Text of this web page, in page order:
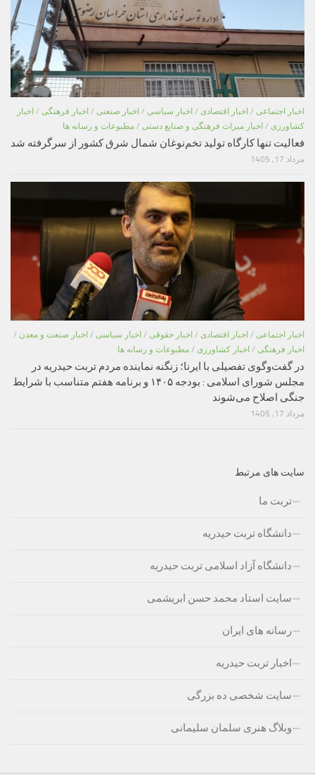
اخبار اجتماعی / اخبار اقتصادی / اخبار سیاسی / اخبار صنعتی / اخبار فرهنگی / اخبار
کشاورزی / اخبار میراث فرهنگی و صنایع دستی / مطبوعات و رسانه ها
فعالیت تنها کارگاه تولید تخم‌نوغان شمال شرق کشور از سرگرفته شد
مرداد 17, 1405
اخبار اجتماعی / اخبار اقتصادی / اخبار حقوقی / اخبار سیاسی / اخبار صنعت و معدن /
اخبار فرهنگی / اخبار کشاورزی / مطبوعات و رسانه ها
در گفت‌وگوی تفصیلی با ایرنا؛ زنگنه نماینده مردم تربت حیدریه در
مجلس شورای اسلامی : بودجه ۱۴۰۵ و برنامه هفتم متناسب با شرایط
جنگی اصلاح می‌شوند
مرداد 17, 1405
سایت های مرتبط
تربت ما
دانشگاه تربت حیدریه
دانشگاه آزاد اسلامی تربت حیدریه
سایت استاد محمد حسن ابریشمی
رسانه های ایران
اخبار تربت حیدریه
سایت شخصی ده بزرگی
وبلاگ هنری سلمان سلیمانی